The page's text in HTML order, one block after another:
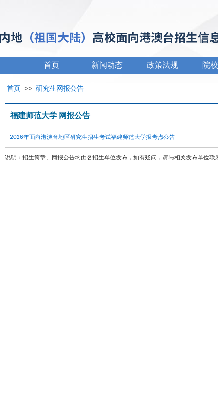
首页 新闻动态 政策法规 院
首页 >> 研究生网报公告
福建师范大学 网报公告
2026年面向港澳台地区研究生招生考试福建师范大学报考点公告
说明：招生简章、网报公告均由各招生单位发布，如有疑问，请与相关发布单位